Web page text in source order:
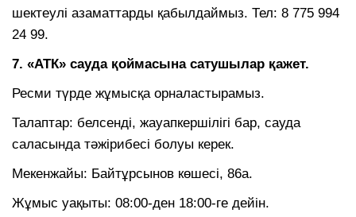
шектеулі азаматтарды қабылдаймыз. Тел: 8 775 994
24 99.
7. «АТК» сауда қоймасына сатушылар қажет.
Ресми түрде жұмысқа орналастырамыз.
Талаптар: белсенді, жауапкершілігі бар, сауда
саласында тәжірибесі болуы керек.
Мекенжайы: Байтұрсынов көшесі, 86а.
Жұмыс уақыты: 08:00-ден 18:00-ге дейін.